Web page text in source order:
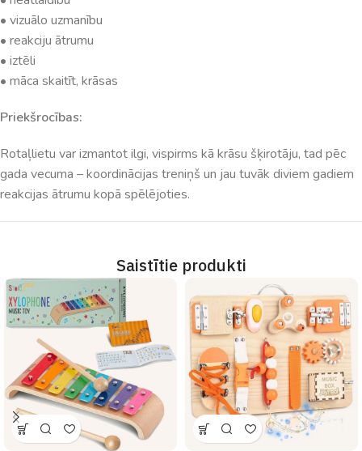
• vizuālo uzmanību
• reakciju ātrumu
• iztēli
• māca skaitīt, krāsas
Priekšrocības:
Rotaļlietu var izmantot ilgi, vispirms kā krāsu šķirotāju, tad pēc
gada vecuma – koordinācijas treniņš un jau tuvāk diviem gadiem
reakcijas ātrumu kopā spēlējoties.
Saistītie produkti